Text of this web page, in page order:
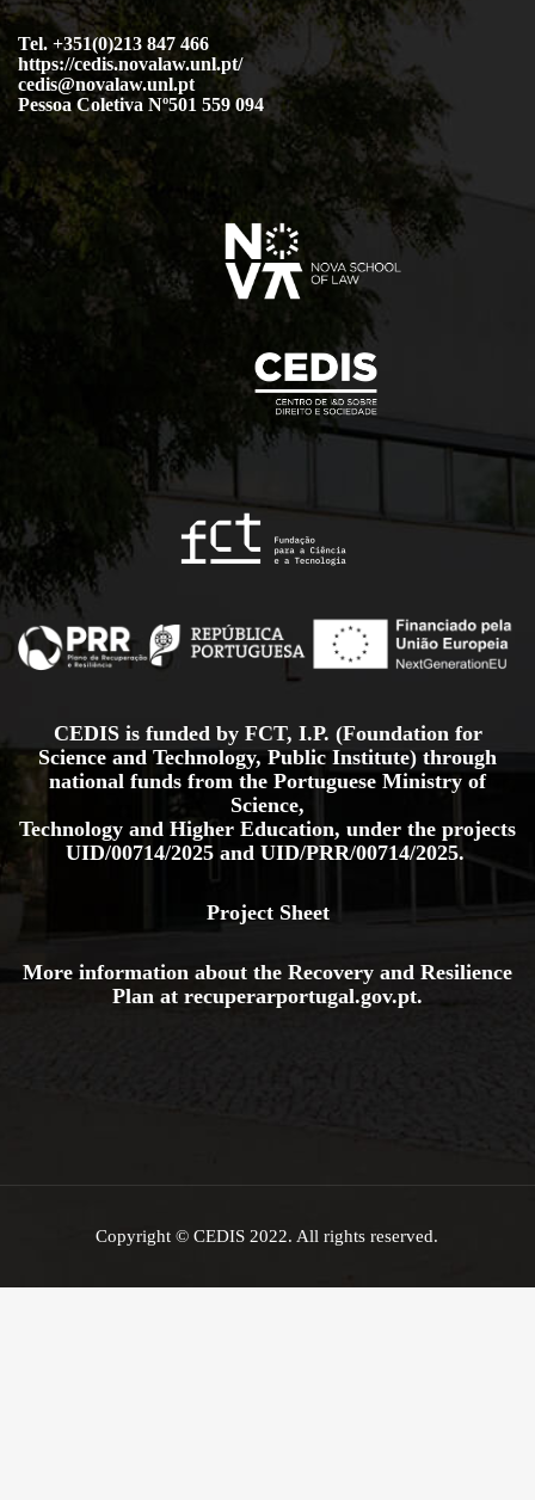
Tel. +351(0)213 847 466
https://cedis.novalaw.unl.pt/
cedis@novalaw.unl.pt
Pessoa Coletiva Nº501 559 094
CEDIS is funded by FCT, I.P. (Foundation for
Science and Technology, Public Institute) through
national funds from the Portuguese Ministry of
Science,
Technology and Higher Education, under the projects
UID/00714/2025 and UID/PRR/00714/2025.
Project Sheet
More information about the Recovery and Resilience
Plan at recuperarportugal.gov.pt.
Copyright © CEDIS 2022. All rights reserved.